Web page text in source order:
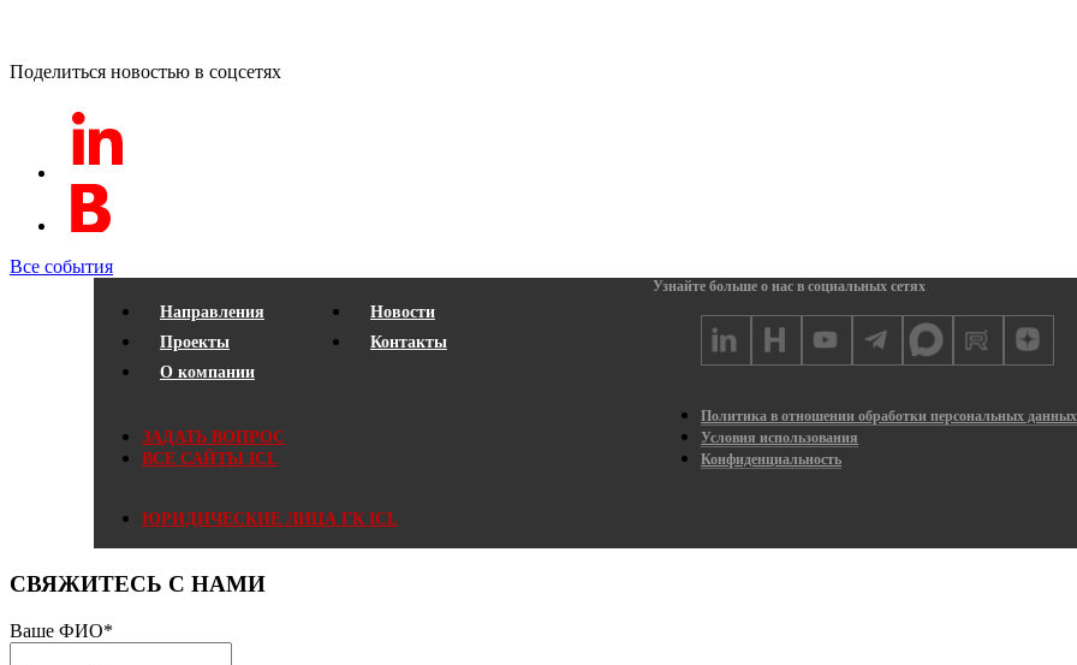
Поделиться новостью в соцсетях
Все события
Направления
Проекты
О компании
Новости
Контакты
ЗАДАТЬ ВОПРОС
ВСЕ САЙТЫ ICL
ЮРИДИЧЕСКИЕ ЛИЦА ГК ICL
Узнайте больше о нас в социальных сетях
Политика в отношении обработки персональных данных
Условия использования
Конфиденциальность
СВЯЖИТЕСЬ С НАМИ
Ваше ФИО*